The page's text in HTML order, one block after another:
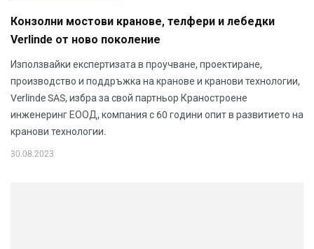
Конзолни мостови кранове, телфери и лебедки
Verlinde от ново поколение
Използвайки експертизата в проучване, проектиране,
производство и поддръжка на кранове и кранови технологии,
Verlinde SAS, избра за свой партньор Краностроене
инженеринг ЕООД, компания с 60 години опит в развитието на
кранови технологии.
30.08.2023